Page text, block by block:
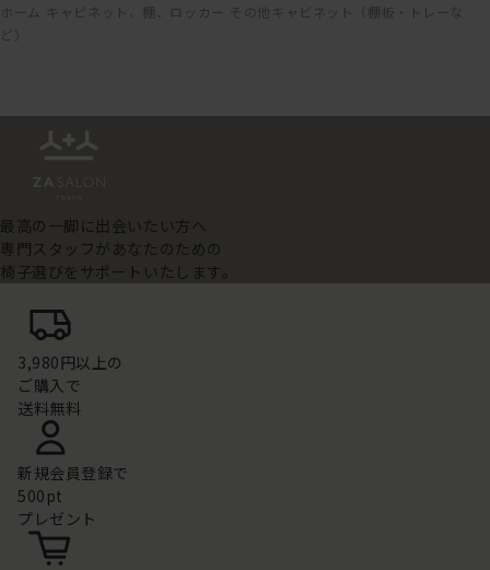
ホーム キャビネット、棚、ロッカー その他キャビネット（棚板・トレーな
ど）
最高の一脚に出会いたい方へ
専門スタッフがあなたのための
椅子選びをサポートいたします。
3,980円以上の
ご購入で
送料無料
新規会員登録で
500pt
プレゼント